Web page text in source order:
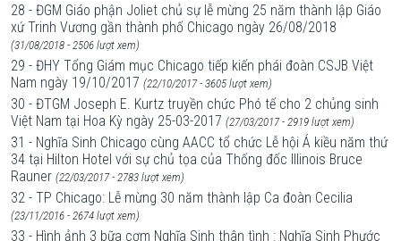
28 - ĐGM Giáo phận Joliet chủ sự lễ mừng 25 năm thành lập Giáo
xứ Trinh Vương gần thành phố Chicago ngày 26/08/2018
(31/08/2018 - 2506 lượt xem)
29 - ĐHY Tổng Giám mục Chicago tiếp kiến phái đoàn CSJB Việt
Nam ngày 19/10/2017 (22/10/2017 - 3605 lượt xem)
30 - ĐTGM Joseph E. Kurtz truyền chức Phó tế cho 2 chủng sinh
Việt Nam tại Hoa Kỳ ngày 25-03-2017 (27/03/2017 - 2919 lượt xem)
31 - Nghĩa Sinh Chicago cùng AACC tổ chức Lễ hội Á kiều năm thứ
34 tại Hilton Hotel với sự chủ tọa của Thống đốc Illinois Bruce
Rauner (22/03/2017 - 2783 lượt xem)
32 - TP Chicago: Lễ mừng 30 năm thành lập Ca đoàn Cecilia
(23/11/2016 - 2674 lượt xem)
33 - Hình ảnh 3 bữa cơm Nghĩa Sinh thân tình : Nghĩa Sinh Phước